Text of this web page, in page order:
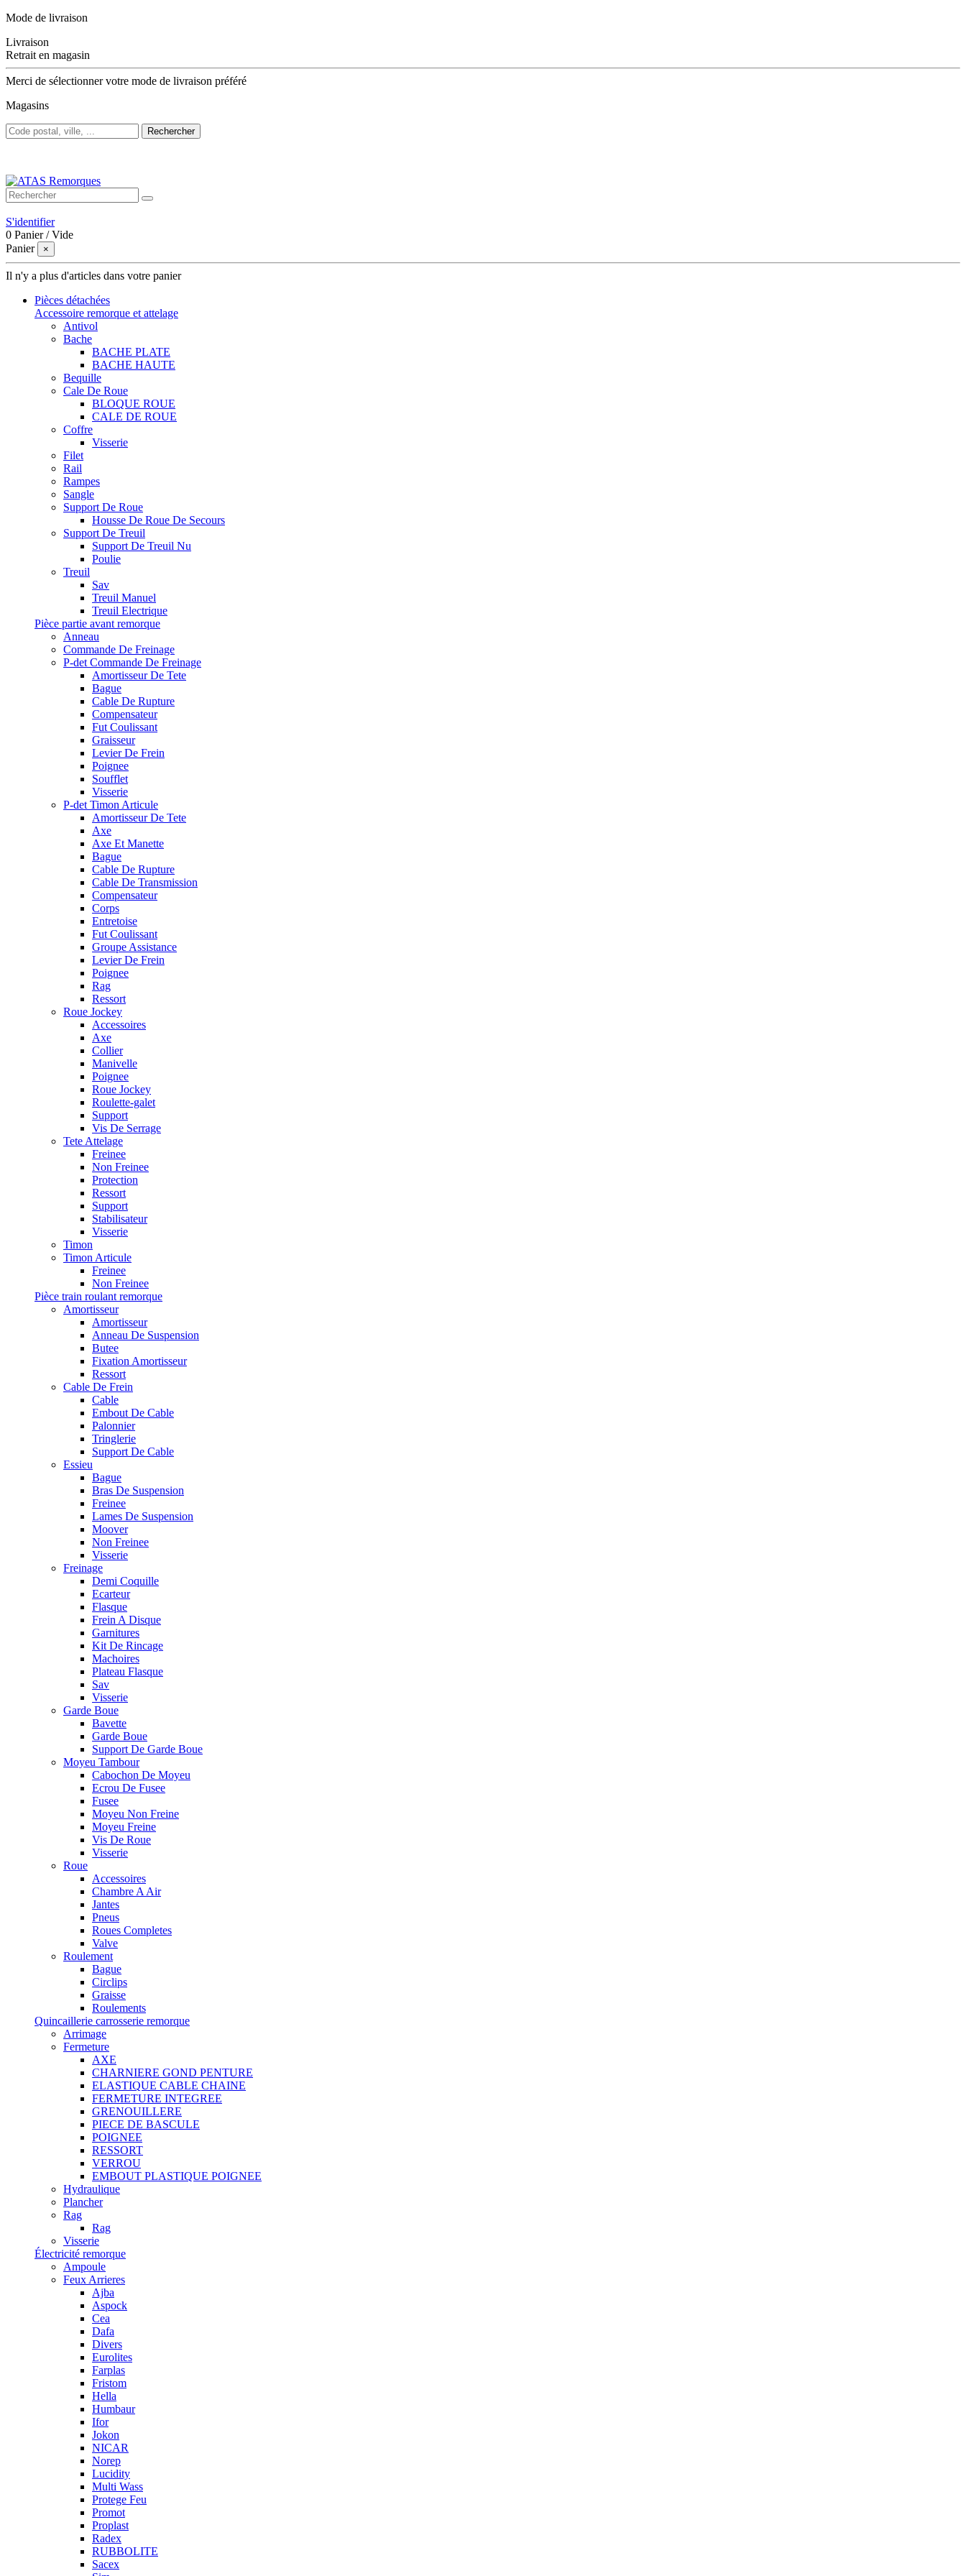
Mode de livraison
Livraison
Retrait en magasin
Merci de sélectionner votre mode de livraison préféré
Magasins
Rechercher
S'identifier
0 Panier /Vide
Panier
×
Il n'y a plus d'articles dans votre panier
Pièces détachées
Accessoire remorque et attelage
Antivol
Bache
BACHE PLATE
BACHE HAUTE
Bequille
Cale De Roue
BLOQUE ROUE
CALE DE ROUE
Coffre
Visserie
Filet
Rail
Rampes
Sangle
Support De Roue
Housse De Roue De Secours
Support De Treuil
Support De Treuil Nu
Poulie
Treuil
Sav
Treuil Manuel
Treuil Electrique
Pièce partie avant remorque
Anneau
Commande De Freinage
P-det Commande De Freinage
Amortisseur De Tete
Bague
Cable De Rupture
Compensateur
Fut Coulissant
Graisseur
Levier De Frein
Poignee
Soufflet
Visserie
P-det Timon Articule
Amortisseur De Tete
Axe
Axe Et Manette
Bague
Cable De Rupture
Cable De Transmission
Compensateur
Corps
Entretoise
Fut Coulissant
Groupe Assistance
Levier De Frein
Poignee
Rag
Ressort
Roue Jockey
Accessoires
Axe
Collier
Manivelle
Poignee
Roue Jockey
Roulette-galet
Support
Vis De Serrage
Tete Attelage
Freinee
Non Freinee
Protection
Ressort
Support
Stabilisateur
Visserie
Timon
Timon Articule
Freinee
Non Freinee
Pièce train roulant remorque
Amortisseur
Amortisseur
Anneau De Suspension
Butee
Fixation Amortisseur
Ressort
Cable De Frein
Cable
Embout De Cable
Palonnier
Tringlerie
Support De Cable
Essieu
Bague
Bras De Suspension
Freinee
Lames De Suspension
Moover
Non Freinee
Visserie
Freinage
Demi Coquille
Ecarteur
Flasque
Frein A Disque
Garnitures
Kit De Rincage
Machoires
Plateau Flasque
Sav
Visserie
Garde Boue
Bavette
Garde Boue
Support De Garde Boue
Moyeu Tambour
Cabochon De Moyeu
Ecrou De Fusee
Fusee
Moyeu Non Freine
Moyeu Freine
Vis De Roue
Visserie
Roue
Accessoires
Chambre A Air
Jantes
Pneus
Roues Completes
Valve
Roulement
Bague
Circlips
Graisse
Roulements
Quincaillerie carrosserie remorque
Arrimage
Fermeture
AXE
CHARNIERE GOND PENTURE
ELASTIQUE CABLE CHAINE
FERMETURE INTEGREE
GRENOUILLERE
PIECE DE BASCULE
POIGNEE
RESSORT
VERROU
EMBOUT PLASTIQUE POIGNEE
Hydraulique
Plancher
Rag
Rag
Visserie
Électricité remorque
Ampoule
Feux Arrieres
Ajba
Aspock
Cea
Dafa
Divers
Eurolites
Farplas
Fristom
Hella
Humbaur
Ifor
Jokon
NICAR
Norep
Lucidity
Multi Wass
Protege Feu
Promot
Proplast
Radex
RUBBOLITE
Sacex